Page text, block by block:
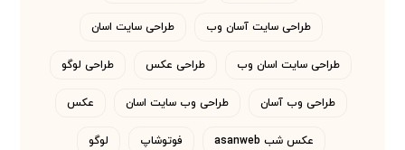
طراحی سایت آسان وب طراحی سایت اسان
طراحی سایت اسان وب طراحی عکس طراحی لوگو
طراحی وب آسان طراحی وب سایت اسان عکس
عکس شب asanweb فوتوشاپ لوگو